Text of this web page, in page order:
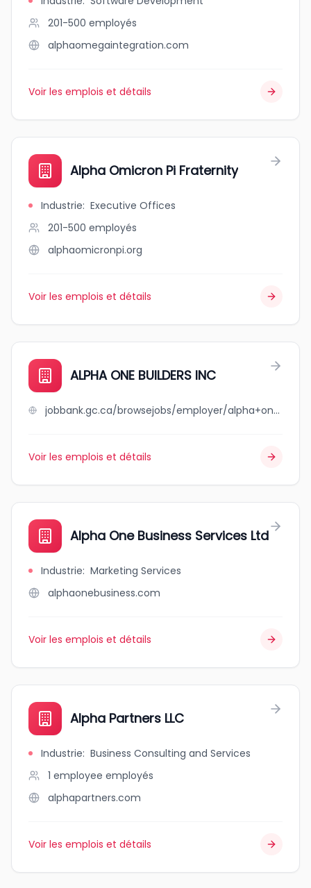
201-500 employés
alphaomegaintegration.com
Voir les emplois et détails
Alpha Omicron Pi Fraternity
Industrie: Executive Offices
201-500 employés
alphaomicronpi.org
Voir les emplois et détails
ALPHA ONE BUILDERS INC
jobbank.gc.ca/browsejobs/employer/alpha+one+builders+inc/ca
Voir les emplois et détails
Alpha One Business Services Ltd
Industrie: Marketing Services
alphaonebusiness.com
Voir les emplois et détails
Alpha Partners LLC
Industrie: Business Consulting and Services
1 employee employés
alphapartners.com
Voir les emplois et détails